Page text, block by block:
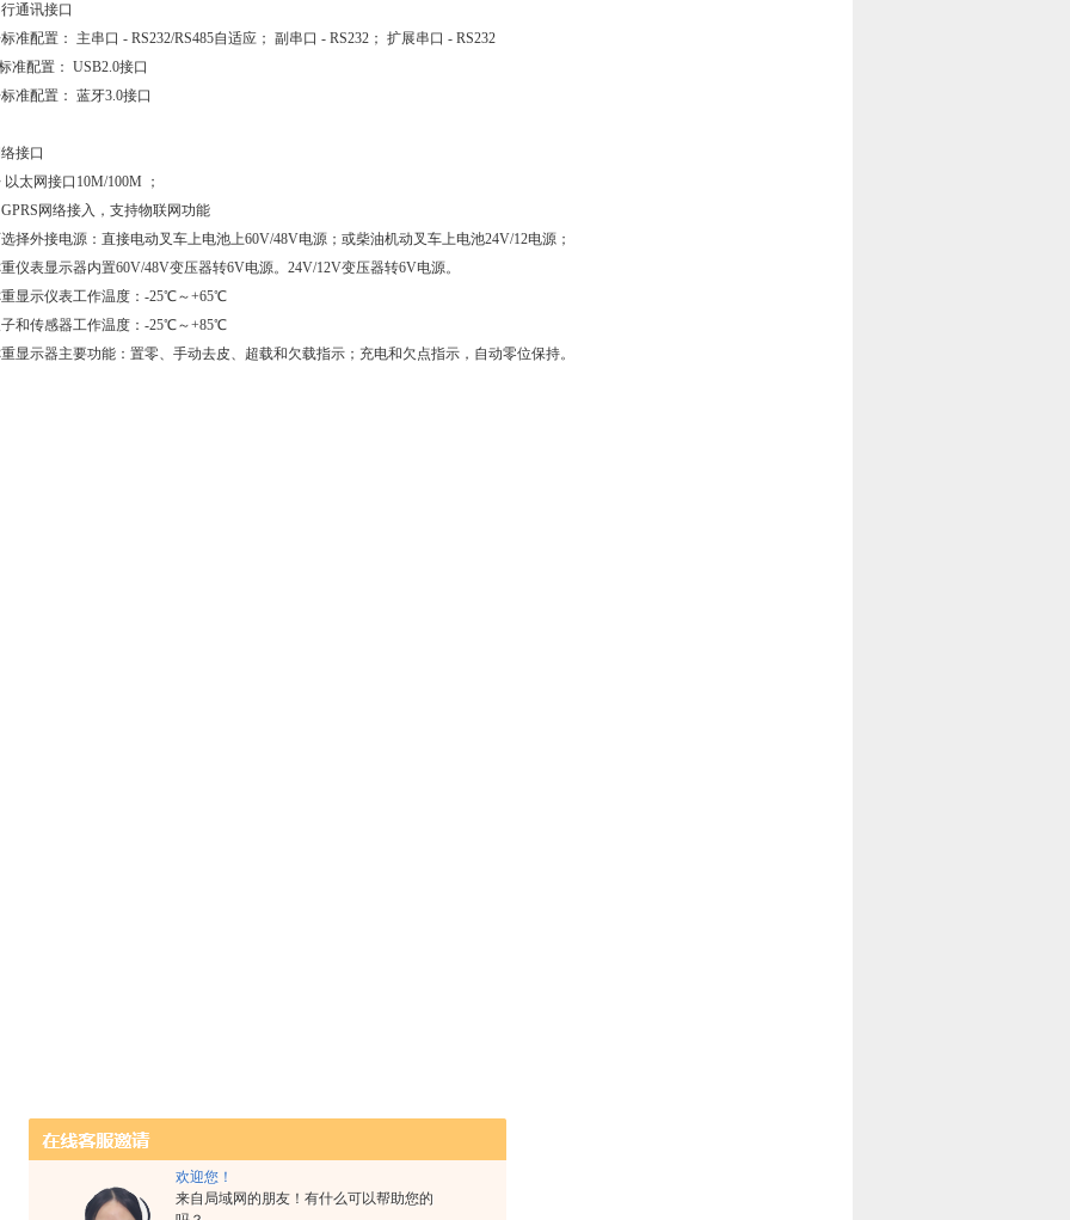
欢迎您！
来自局域网的朋友！有什么可以帮助您的
行通讯接口
准配置： 主串口 - RS232/RS485自适应； 副串口 - RS232； 扩展串口 - RS232
准配置： USB2.0接口
准配置： 蓝牙3.0接口
络接口
太网接口10M/100M ；
网络接入，支持物联网功能
择外接电源：直接电动叉车上电池上60V/48V电源；或柴油机动叉车上电池24V/12电源；
仪表显示器内置60V/48V变压器转6V电源。24V/12V变压器转6V电源。
显示仪表工作温度：-25℃～+65℃
子和传感器工作温度：-25℃～+85℃
显示器主要功能：置零、手动去皮、超载和欠载指示；充电和欠点指示，自动零位保持。